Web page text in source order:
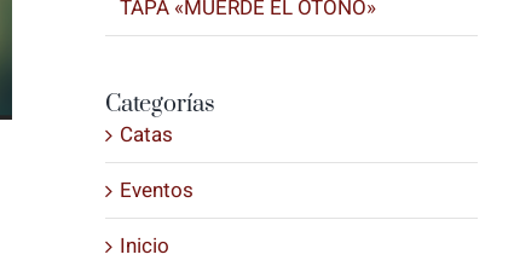
TAPA «MUERDE EL OTOÑO»
Categorías
Catas
Eventos
Inicio